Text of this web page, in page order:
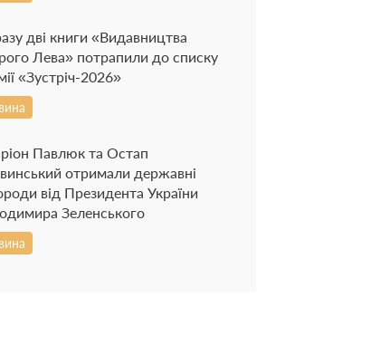
дві книги «Видавництва
Лева» потрапили до списку
«Зустріч-2026»
Павлюк та Остап
отримали державні
від Президента України
Зеленського